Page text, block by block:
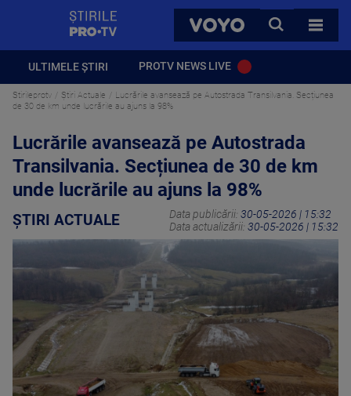
VOYO
CAUTA
TOATE
ULTIMELE ȘTIRI PROTV NEWS LIVE
Stirileprotv Știri Actuale
Lucrările avansează pe Autostrada Transilvania. Secțiunea
de 30 de km unde lucrările au ajuns la 98%
Lucrările avansează pe Autostrada
Transilvania. Secțiunea de 30 de km
unde lucrările au ajuns la 98%
ȘTIRI ACTUALE Data publicării: 30-05-2026 | 15:32
Data actualizării: 30-05-2026 | 15:32